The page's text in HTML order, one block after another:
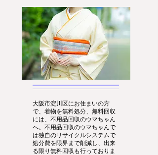
大阪市淀川区にお住まいの方
で、着物を無料処分、無料回収
には、不用品回収のウマちゃん
へ。不用品回収のウマちゃんで
は独自のリサイクルシステムで
処分費を限界まで削減し、出来
る限り無料回収も行っておりま